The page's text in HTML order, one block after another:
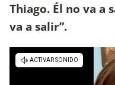
Thiago. Él no va a
va a salir”.